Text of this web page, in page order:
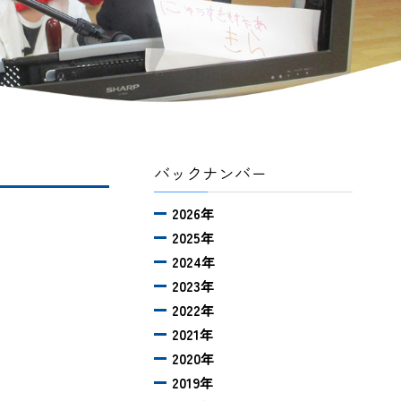
バックナンバー
2026年
2025年
2024年
2023年
2022年
2021年
2020年
2019年